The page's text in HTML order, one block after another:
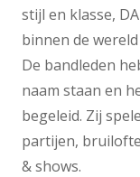
stijl en klasse,
binnen de
De bandleden
naam staan en
begeleid. Zij
partijen,
& shows.